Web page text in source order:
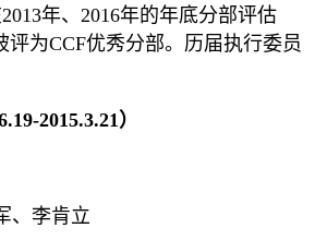
年、2016年的年底分部评估
评为CCF优秀分部。历届执行委员
2015.3.21）
、李肯立